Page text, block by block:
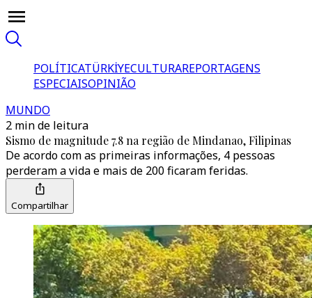
POLÍTICATÜRKİYECULTURAREPORTAGENS
ESPECIAISOPINIÃO
MUNDO
2 min de leitura
Sismo de magnitude 7.8 na região de Mindanao, Filipinas
De acordo com as primeiras informações, 4 pessoas
perderam a vida e mais de 200 ficaram feridas.
Compartilhar